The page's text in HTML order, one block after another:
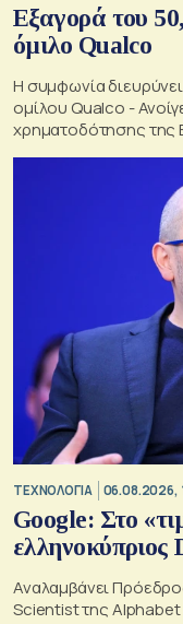
Εξαγορά του
όμιλο Qualco
Η συμφωνία
ομίλου Qualco -
χρηματοδότησης της
ΤΕΧΝΟΛΟΓΙΑ 06.08.2026,
Google: Στο
ελληνοκύπριος
Αναλαμβάνει
Scientist της